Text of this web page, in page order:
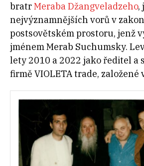
bratrMeraba Džangveladzeho,
nejvýznamnějších vorů v
postsovětském prostoru, jenž
jménem Merab Suchumsky.
lety 2010 a 2022 jako ředitel a
firmě VIOLETA trade, založené